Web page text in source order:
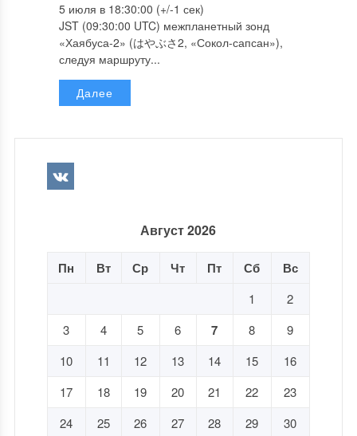
5 июля в 18:30:00 (+/-1 сек)
JST (09:30:00 UTC) межпланетный зонд
«Хаябуса-2» (はやぶさ2, «Сокол-сапсан»),
следуя маршруту...
Далее
Август 2026
Пн Вт Ср Чт Пт Сб Вс
1
2
3
4 5 6 7 8
9
10
11 12 13 14 15
16
17
18 19 20 21 22
23
24
25 26 27 28 29
30